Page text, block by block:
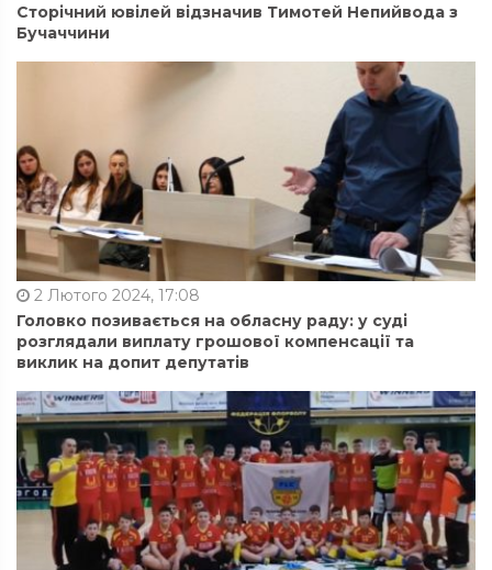
Сторічний ювілей відзначив Тимотей Непийвода з
Бучаччини
2 Лютого 2024, 17:08
Головко позивається на обласну раду: у суді
розглядали виплату грошової компенсації та
виклик на допит депутатів